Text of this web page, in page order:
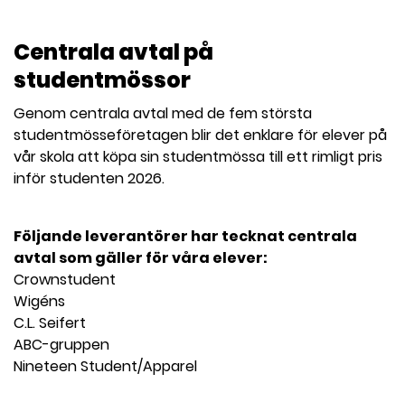
Centrala avtal på
studentmössor
Genom centrala avtal med de fem största
studentmösseföretagen blir det enklare för elever på
vår skola att köpa sin studentmössa till ett rimligt pris
inför studenten 2026.
Följande leverantörer har tecknat centrala
avtal som gäller för våra elever:
Crownstudent
Wigéns
C.L. Seifert
ABC-gruppen
Nineteen Student/Apparel